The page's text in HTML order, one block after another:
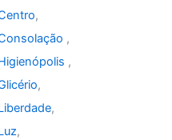
,
,
,
,
,
,